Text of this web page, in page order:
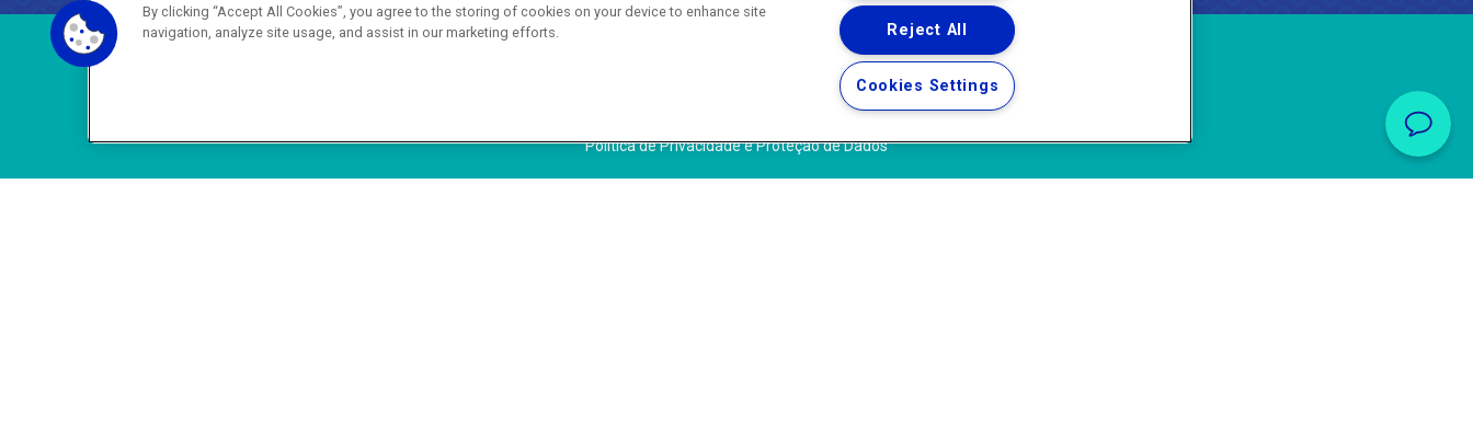
Copyright ® 2026 - Todos os Direitos Reservados.
Política de Privacidade e Proteção de Dados
By clicking “Accept All Cookies”, you agree to the storing of cookies on your device to enhance site
navigation, analyze site usage, and assist in our marketing efforts.
Reject All
Cookies Settings